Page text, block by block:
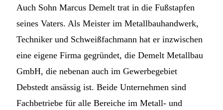
Auch Sohn Marcus Demelt trat in die Fußstapfen
seines Vaters. Als Meister im Metallbauhandwerk,
Techniker und Schweißfachmann hat er inzwischen
eine eigene Firma gegründet, die Demelt Metallbau
GmbH, die nebenan auch im Gewerbegebiet
Debstedt ansässig ist. Beide Unternehmen sind
Fachbetriebe für alle Bereiche im Metall- und